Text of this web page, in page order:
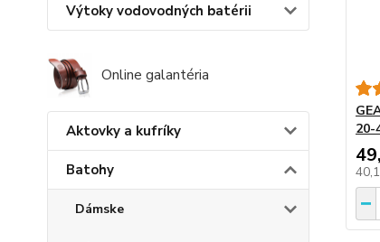
Výtoky vodovodných batérii
Online galantéria
Aktovky a kufríky
Batohy
Dámske
20-